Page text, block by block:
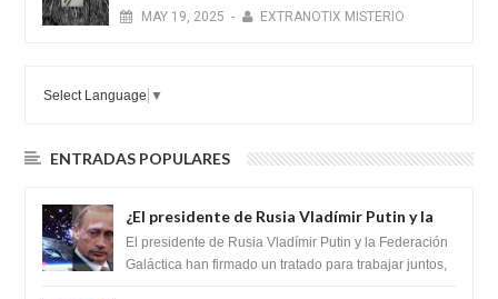
MAY 19, 2025 - EXTRANOTIX MISTERIO
Select Language ▼
ENTRADAS POPULARES
¿El presidente de Rusia Vladímir Putin y la
Federación Galactica han firmado un
tratado para acabar con los Sionistas?
El presidente de Rusia Vladímir Putin y la Federación
Galáctica han firmado un tratado para trabajar juntos,